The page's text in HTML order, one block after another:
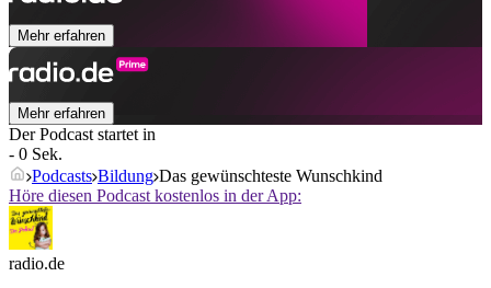
Mehr erfahren
Mehr erfahren
Der Podcast startet in
- 0 Sek.
Podcasts Bildung Das gewünschteste Wunschkind
Höre diesen Podcast kostenlos in der App:
radio.de